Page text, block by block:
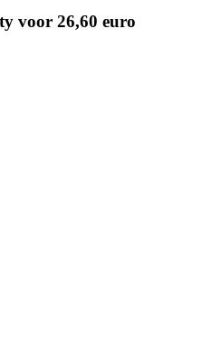
voor 26,60 euro